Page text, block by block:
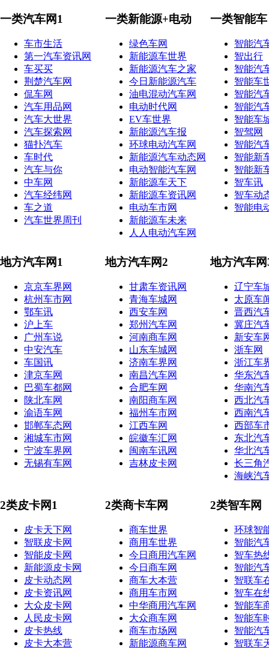
一类汽车网1
车市生活
第一汽车资讯网
车买买
荆楚汽车网
侃车网
汽车用品网
汽车大世界
汽车探索网
猫扑汽车
车时代
汽车与你
中车网
汽车经纬网
车之道
汽车世界周刊
一类新能源+电动
绿色车网
新能源车世界
新能源汽车之家
今日新能源汽车
油电混动汽车网
电动时代网
EV车世界
新能源汽车报
环球电动汽车网
新能源汽车动态网
电动智能汽车网
新能源车天下
新能源车资讯网
电动车市网
新能源车未来
人人电动汽车网
一类智能车
智能汽
智出行
智能汽
智能车
智能汽
智能汽
智能车
智驾网
智能汽
智能新
智能新
智车讯
智车动
智能电
地方汽车网1
京京车界网
杭州车市网
鄂车讯
沪上车
广州车说
中安汽车
车国讯
津京车网
巴蜀车都网
陕北车网
渝语车网
邯郸车态网
湘城车市网
宁波车界网
无锡有车网
地方汽车网2
甘肃车资讯网
青海车城网
西安车网
郑州汽车网
河南商车网
山东车城网
济南车界网
南昌汽车网
合肥车网
南阳商车网
福州车市网
江西车网
皖徽车汇网
闽南车讯网
吉林皮卡网
地方汽车网
辽宁车
太原车
晋西汽
冀庄汽
新安车
浙车网
浙江车
华东汽
华南汽
西北汽
西南汽
西部车
东北汽
华北汽
长三角
海峡汽
2类皮卡网1
皮卡天下网
智联皮卡网
智能皮卡网
新能源皮卡网
皮卡动态网
皮卡资讯网
大众皮卡网
人民皮卡网
皮卡热线
皮卡大本营
2类商卡车网
商车世界
商用车世界
今日商用汽车网
今日商车网
商车大本营
商用车市网
中华商用汽车网
大众商车网
商车市场网
新能源商车网
2类智车网
环球智
智能汽
智车热
智能汽
智联车
智车在
智能车
智能车
智能汽
智联车